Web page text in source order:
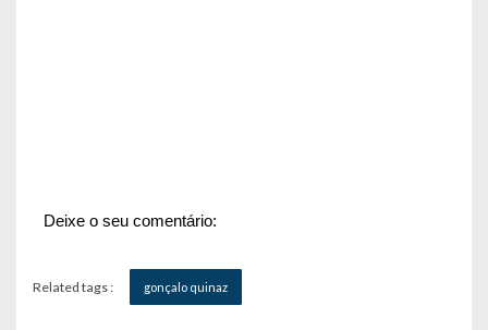
Deixe o seu comentário:
Related tags : gonçalo quinaz